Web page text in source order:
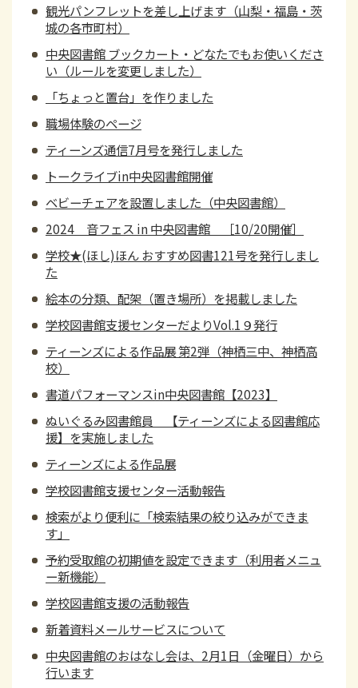
観光パンフレットを差し上げます（山梨・福島・茨
城の各市町村）
中央図書館 ブックカート・どなたでもお使いくださ
い（ルールを変更しました）
「ちょっと置台」を作りました
職場体験のページ
ティーンズ通信7月号を発行しました
トークライブin中央図書館開催
ベビーチェアを設置しました（中央図書館）
2024 音フェス in 中央図書館 ［10/20開催］
学校★(ほし)ほん おすすめ図書121号を発行しまし
た
絵本の分類、配架（置き場所）を掲載しました
学校図書館支援センターだよりVol.1９発行
ティーンズによる作品展 第2弾（神栖三中、神栖高
校）
書道パフォーマンスin中央図書館【2023】
ぬいぐるみ図書館員 【ティーンズによる図書館応
援】を実施しました
ティーンズによる作品展
学校図書館支援センター活動報告
検索がより便利に「検索結果の絞り込みができま
す」
予約受取館の初期値を設定できます（利用者メニュ
ー新機能）
学校図書館支援の活動報告
新着資料メールサービスについて
中央図書館のおはなし会は、2月1日（金曜日）から
行います